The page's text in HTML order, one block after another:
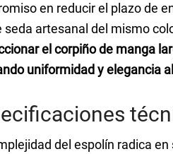
en reducir el plazo de
seda artesanal del mismo
el corpiño de manga
uniformidad y elegancia
del espolín radica